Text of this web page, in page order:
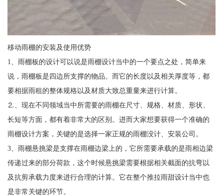
移动雨棚的安装及使用优势
1、雨棚板的设计可以说是雨棚设计当中的一个要点之处，简单来
说，雨棚板是四边所支撑的物品。而它的长度以及相关厚度等，都
要相据雨租的整体规格以及材质大致总重量来进行计算。
⒉、现在不同领域当中所需要的雨棚在尺寸、规格、材质、形状、
长短等方面，都有着非常大的区别。进而大家想要获得一个准确的
雨棚设计方案，关键的是选择一家正规的雨棚没计、安装公司。
3、雨棚悬挑梁是支撑在雨棚边梁上的，它所需要承载的是雨相边梁
传递过来的部分荷款，这个时候悬挑梁需要根据相关截面的抗弯以
及抗剪承载力度来进行合理的计算。它在整个推拉雨甜设计当中也
是非常关键的环节。